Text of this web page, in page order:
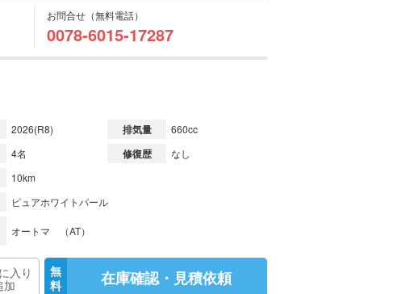
お問合せ（無料電話）
0078-6015-17287
2026(R8) 排気量 660cc
4名 修復歴 なし
10km
ピュアホワイトパール
オートマ （AT）
入り
加
無
料
在庫確認・見積依頼